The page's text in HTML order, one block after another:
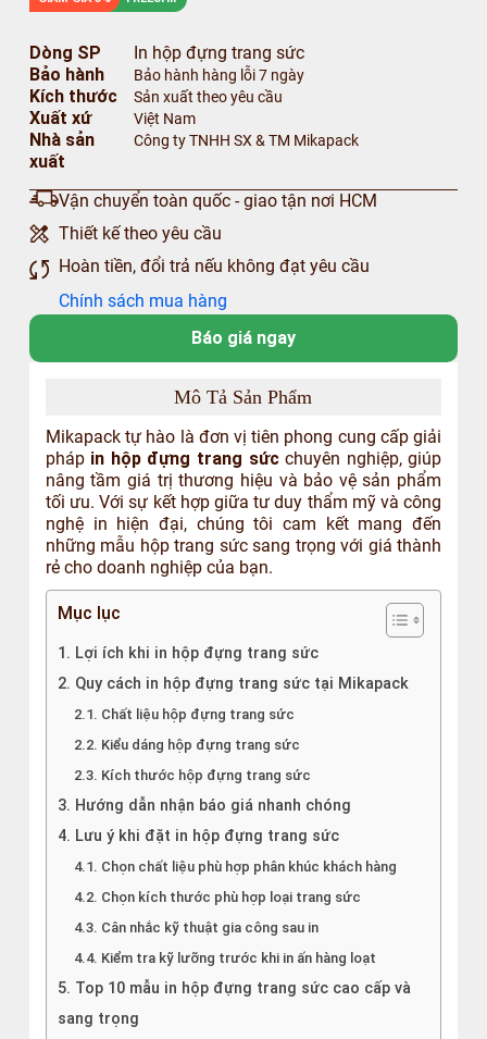
Dòng SP
Bảo hành
Kích thước
Xuất xứ
Nhà sản
xuất
In hộp đựng trang sức
Bảo hành hàng lỗi 7 ngày
Sản xuất theo yêu cầu
Việt Nam
Công ty TNHH SX & TM Mikapack
Vận chuyển toàn quốc - giao tận nơi HCM
Thiết kế theo yêu cầu
Hoàn tiền, đổi trả nếu không đạt yêu cầu
Chính sách mua hàng
Báo giá ngay
Mô Tả Sản Phẩm
Mikapack tự hào là đơn vị tiên phong cung cấp giải
phápin hộp đựng trang sứcchuyên nghiệp, giúp
nâng tầm giá trị thương hiệu và bảo vệ sản phẩm
tối ưu. Với sự kết hợp giữa tư duy thẩm mỹ và công
nghệ in hiện đại, chúng tôi cam kết mang đến
những mẫu hộp trang sức sang trọng với giá thành
rẻ cho doanh nghiệp của bạn.
Mục lục
1. Lợi ích khi in hộp đựng trang sức
2. Quy cách in hộp đựng trang sức tại Mikapack
2.1. Chất liệu hộp đựng trang sức
2.2. Kiểu dáng hộp đựng trang sức
2.3. Kích thước hộp đựng trang sức
3. Hướng dẫn nhận báo giá nhanh chóng
4. Lưu ý khi đặt in hộp đựng trang sức
4.1. Chọn chất liệu phù hợp phân khúc khách hàng
4.2. Chọn kích thước phù hợp loại trang sức
4.3. Cân nhắc kỹ thuật gia công sau in
4.4. Kiểm tra kỹ lưỡng trước khi in ấn hàng loạt
5. Top 10 mẫu in hộp đựng trang sức cao cấp và
sang trọng